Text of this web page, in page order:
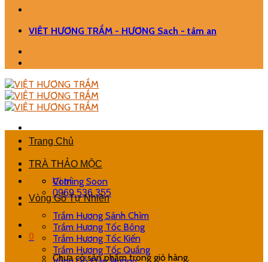
VIỆT HƯƠNG TRẦM - HƯƠNG Sạch - tâm an
Vị trí
0969.536.355
0
Chưa có sản phẩm trong giỏ hàng.
Trang Chủ
TRÀ THẢO MỘC
Coming Soon
Vòng Gỗ Tự Nhiên
Trầm Hương Sánh Chìm
Trầm Hương Tốc Bông
Trầm Hương Tốc Kiến
Trầm Hương Tốc Quầng